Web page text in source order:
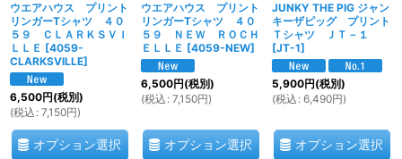
ウエアハウス プリント
リンガーTシャツ ４０
５９ ＣＬＡＲＫＳＶＩ
ＬＬＥ [4059-
CLARKSVILLE]
6,500円(税別)
(税込 : 7,150円)
オプション選択
ウエアハウス プリント
リンガーTシャツ ４０
５９ ＮＥＷ ＲＯＣＨ
ＥＬＬＥ [4059-NEW]
6,500円(税別)
(税込 : 7,150円)
オプション選択
JUNKY THE PIG ジャン
キーザピッグ プリント
Ｔシャツ ＪＴ－１
[JT-1]
5,900円(税別)
(税込 : 6,490円)
オプション選択